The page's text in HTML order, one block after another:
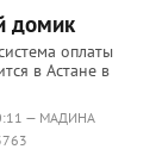
домик
оплаты
в Астане в
— МАДИНА